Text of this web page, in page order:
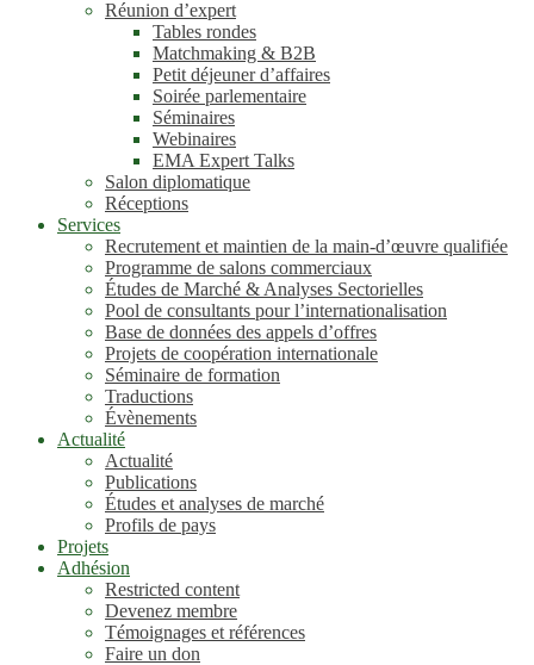
Réunion d’expert
Tables rondes
Matchmaking & B2B
Petit déjeuner d’affaires
Soirée parlementaire
Séminaires
Webinaires
EMA Expert Talks
Salon diplomatique
Réceptions
Services
Recrutement et maintien de la main-d’œuvre qualifiée
Programme de salons commerciaux
Études de Marché & Analyses Sectorielles
Pool de consultants pour l’internationalisation
Base de données des appels d’offres
Projets de coopération internationale
Séminaire de formation
Traductions
Évènements
Actualité
Actualité
Publications
Études et analyses de marché
Profils de pays
Projets
Adhésion
Restricted content
Devenez membre
Témoignages et références
Faire un don